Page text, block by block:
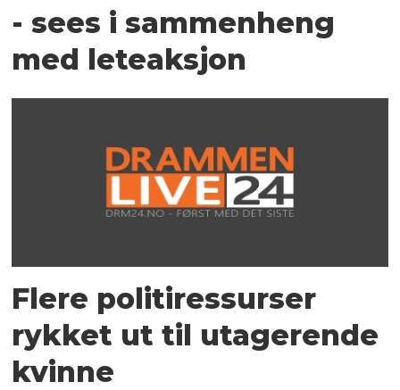
- sees i sammenheng
med leteaksjon
Flere politiressurser
rykket ut til utagerende
kvinne